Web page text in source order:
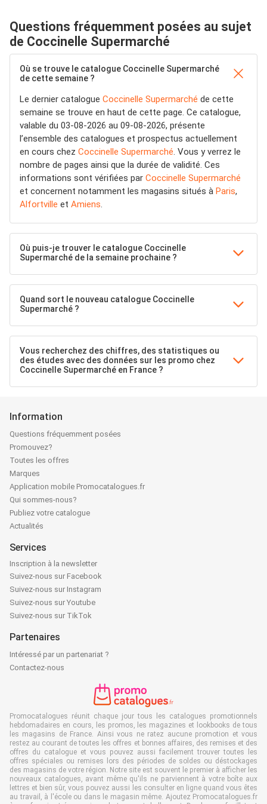
Questions fréquemment posées au sujet
de Coccinelle Supermarché
Où se trouve le catalogue Coccinelle Supermarché
de cette semaine ?
Le dernier catalogue Coccinelle Supermarché de cette
semaine se trouve en haut de cette page. Ce catalogue,
valable du 03-08-2026 au 09-08-2026, présente
l’ensemble des catalogues et prospectus actuellement
en cours chez Coccinelle Supermarché. Vous y verrez le
nombre de pages ainsi que la durée de validité. Ces
informations sont vérifiées par Coccinelle Supermarché
et concernent notamment les magasins situés à Paris,
Alfortville et Amiens.
Où puis-je trouver le catalogue Coccinelle
Supermarché de la semaine prochaine ?
Quand sort le nouveau catalogue Coccinelle
Supermarché ?
Vous recherchez des chiffres, des statistiques ou
des études avec des données sur les promo chez
Coccinelle Supermarché en France ?
Information
Questions fréquemment posées
Promouvez?
Toutes les offres
Marques
Application mobile Promocatalogues.fr
Qui sommes-nous?
Publiez votre catalogue
Actualités
Services
Inscription à la newsletter
Suivez-nous sur Facebook
Suivez-nous sur Instagram
Suivez-nous sur Youtube
Suivez-nous sur TikTok
Partenaires
Intéressé par un partenariat ?
Contactez-nous
Promocatalogues réunit chaque jour tous les catalogues promotionnels
hebdomadaires en cours, les promos, les magazines et lookbooks de tous
les magasins de France. Ainsi vous ne ratez aucune promotion et vous
restez au courant de toutes les offres et bonnes affaires, des remises et des
offres du catalogue et vous pouvez aussi facilement trouver toutes les
offres spéciales ou remises lors des périodes de soldes ou déstockages
des magasins de votre région. Notre site est souvent le premier à afficher les
nouveaux catalogues, avant même qu'ils ne parviennent à votre boîte aux
lettres et bien sûr, vous pouvez aussi les consulter en ligne quand vous êtes
au travail, à l'école ou dans le magasin même. Ajoutez Promocatalogues.fr